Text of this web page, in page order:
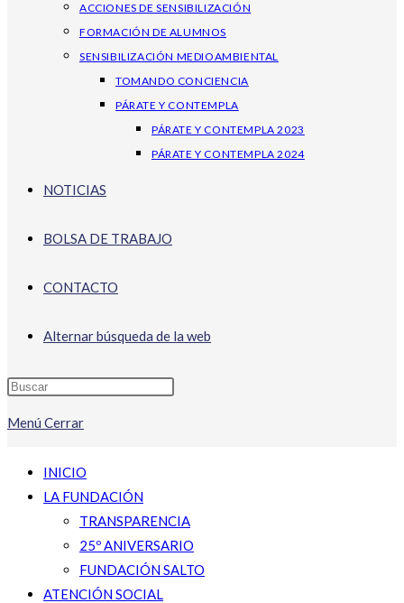
ACCIONES DE SENSIBILIZACIÓN
FORMACIÓN DE ALUMNOS
SENSIBILIZACIÓN MEDIOAMBIENTAL
TOMANDO CONCIENCIA
PÁRATE Y CONTEMPLA
PÁRATE Y CONTEMPLA 2023
PÁRATE Y CONTEMPLA 2024
NOTICIAS
BOLSA DE TRABAJO
CONTACTO
Alternar búsqueda de la web
Menú Cerrar
INICIO
LA FUNDACIÓN
TRANSPARENCIA
25º ANIVERSARIO
FUNDACIÓN SALTO
ATENCIÓN SOCIAL